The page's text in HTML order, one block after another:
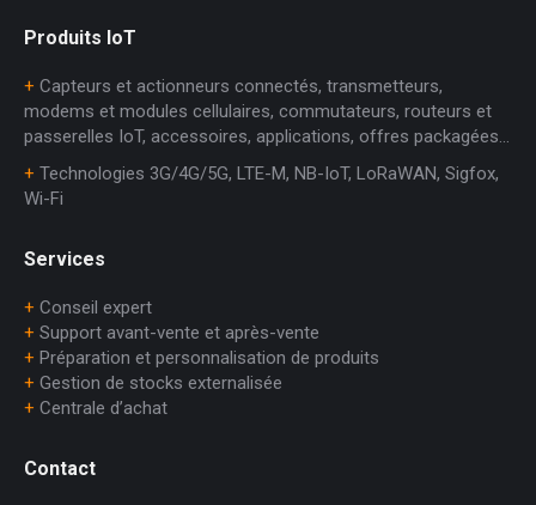
Produits IoT
+ Capteurs et actionneurs connectés, transmetteurs,
modems et modules cellulaires, commutateurs, routeurs et
passerelles IoT, accessoires, applications, offres packagées…
+ Technologies 3G/4G/5G, LTE-M, NB-IoT, LoRaWAN, Sigfox,
Wi-Fi
Services
+ Conseil expert
+ Support avant-vente et après-vente
+ Préparation et personnalisation de produits
+ Gestion de stocks externalisée
+ Centrale d’achat
Contact